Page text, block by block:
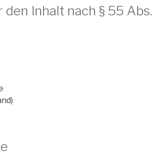
Inhalt nach § 55 Abs.